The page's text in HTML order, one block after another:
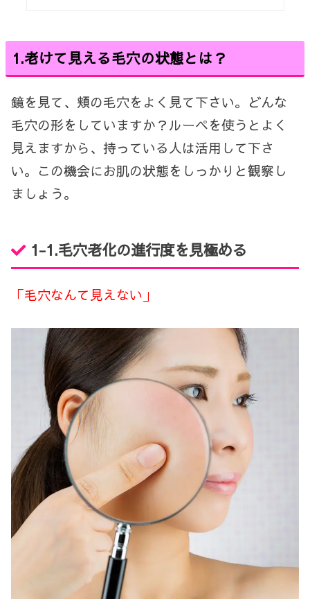
1.老けて見える毛穴の状態とは？
鏡を見て、頬の毛穴をよく見て下さい。どんな
毛穴の形をしていますか？ルーペを使うとよく
見えますから、持っている人は活用して下さ
い。この機会にお肌の状態をしっかりと観察し
ましょう。
1-1.毛穴老化の進行度を見極める
「毛穴なんて見えない」